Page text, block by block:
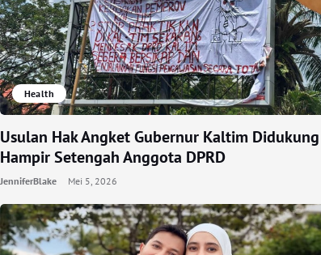
Health
Usulan Hak Angket Gubernur Kaltim Didukung
Hampir Setengah Anggota DPRD
JenniferBlake Mei 5, 2026